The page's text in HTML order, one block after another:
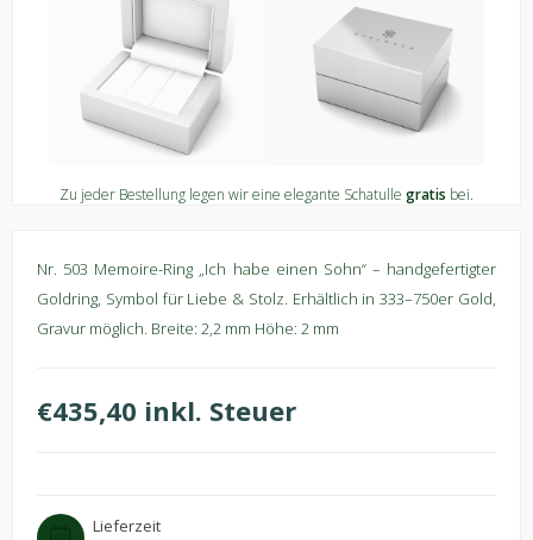
Zu jeder Bestellung legen wir eine elegante Schatulle gratis bei.
Nr. 503 Memoire-Ring „Ich habe einen Sohn“ – handgefertigter
Goldring, Symbol für Liebe & Stolz. Erhältlich in 333–750er Gold,
Gravur möglich. Breite: 2,2 mm Höhe: 2 mm
€435,40 inkl. Steuer
Lieferzeit